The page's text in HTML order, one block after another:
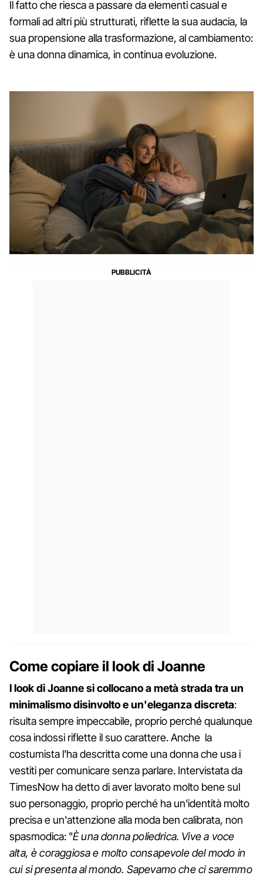
Il fatto che riesca a passare da elementi casual e
formali ad altri più strutturati, riflette la sua audacia, la
sua propensione alla trasformazione, al cambiamento:
è una donna dinamica, in continua evoluzione.
Come copiare il look di Joanne
I look di Joanne si collocano a metà strada tra un
minimalismo disinvolto e un'eleganza discreta:
risulta sempre impeccabile, proprio perché qualunque
cosa indossi riflette il suo carattere. Anche la
costumista l'ha descritta come una donna che usa i
vestiti per comunicare senza parlare. Intervistata da
TimesNow ha detto di aver lavorato molto bene sul
suo personaggio, proprio perché ha un'identità molto
precisa e un'attenzione alla moda ben calibrata, non
spasmodica: "È una donna poliedrica. Vive a voce
alta, è coraggiosa e molto consapevole del modo in
cui si presenta al mondo. Sapevamo che ci saremmo